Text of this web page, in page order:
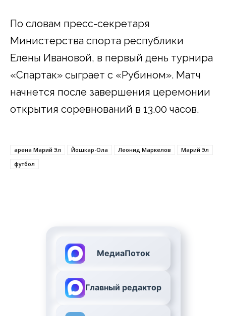
По словам пресс-секретаря
Министерства спорта республики
Елены Ивановой, в первый день турнира
«Спартак» сыграет с «Рубином». Матч
начнется после завершения церемонии
открытия соревнований в 13.00 часов.
арена Марий Эл Йошкар-Ола Леонид Маркелов
Марий Эл
футбол
МедиаПоток
Главный редактор